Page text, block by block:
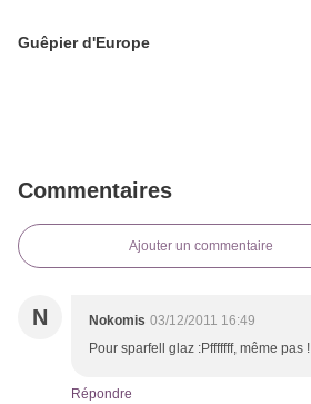
Guêpier d'Europe
Commentaires
Ajouter un commentaire
N Nokomis 03/12/2011 16:49
Pour sparfell glaz :Pfffffff, même pas !
Répondre